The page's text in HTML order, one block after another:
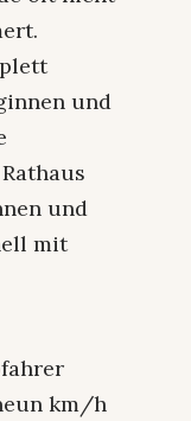
und
und
mit
km/h